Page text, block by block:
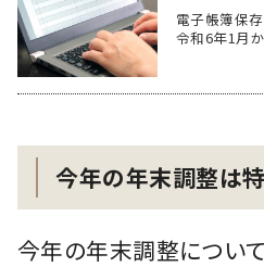
電子帳簿保
令和6年1月
今年の年末調整は
今年の年末調整につい